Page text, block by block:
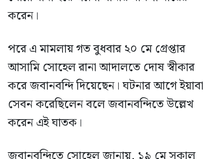
করেন।
পরে এ মামলায় গত বুধবার ২০ মে গ্রেপ্তার
আসামি সোহেল রানা আদালতে দোষ স্বীকার
করে জবানবন্দি দিয়েছেন। ঘটনার আগে ইয়াবা
সেবন করেছিলেন বলে জবানবন্দিতে উল্লেখ
করেন এই ঘাতক।